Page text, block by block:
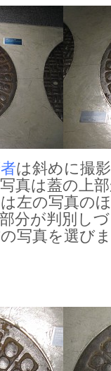
は斜めに撮
真は蓋の上
左の写真の
分が判別し
写真を選び